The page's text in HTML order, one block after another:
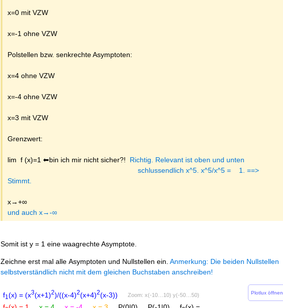
x=0 mit VZW
x=-1 ohne VZW
Polstellen bzw. senkrechte Asymptoten:
x=4 ohne VZW
x=-4 ohne VZW
x=3 mit VZW
Grenzwert:
lim f (x)=1 ⬅bin ich mir nicht sicher?! Richtig. Relevant ist oben und unten
schlussendlich x^5. x^5/x^5 = 1. ==>
Stimmt.
x→+∞
und auch x→-∞
Somit ist y = 1 eine waagrechte Asymptote.
Zeichne erst mal alle Asymptoten und Nullstellen ein. Anmerkung: Die beiden Nullstellen
selbstverständlich nicht mit dem gleichen Buchstaben anschreiben!
Plotlux öffnen
f1 (x) = (x3(x+1)2)/((x-4)2(x+4)2(x-3)) Zoom: x(-10…10) y(-50…50)